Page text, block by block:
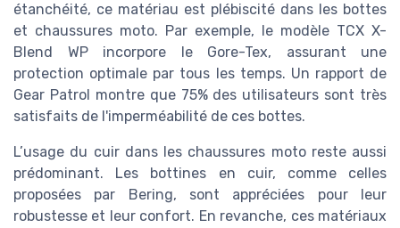
étanchéité, ce matériau est plébiscité dans les bottes
et chaussures moto. Par exemple, le modèle TCX X-
Blend WP incorpore le Gore-Tex, assurant une
protection optimale par tous les temps. Un rapport de
Gear Patrol montre que 75% des utilisateurs sont très
satisfaits de l'imperméabilité de ces bottes.
L’usage du cuir dans les chaussures moto reste aussi
prédominant. Les bottines en cuir, comme celles
proposées par Bering, sont appréciées pour leur
robustesse et leur confort. En revanche, ces matériaux